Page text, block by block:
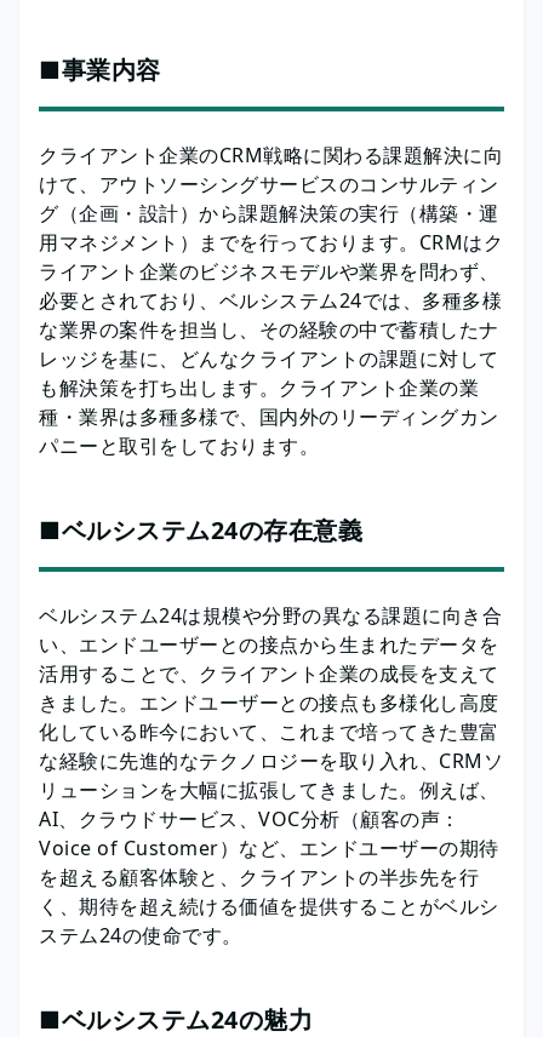
■事業内容
クライアント企業のCRM戦略に関わる課題解決に向
けて、アウトソーシングサービスのコンサルティン
グ（企画・設計）から課題解決策の実行（構築・運
用マネジメント）までを行っております。CRMはク
ライアント企業のビジネスモデルや業界を問わず、
必要とされており、ベルシステム24では、多種多様
な業界の案件を担当し、その経験の中で蓄積したナ
レッジを基に、どんなクライアントの課題に対して
も解決策を打ち出します。クライアント企業の業
種・業界は多種多様で、国内外のリーディングカン
パニーと取引をしております。
■ベルシステム24の存在意義
ベルシステム24は規模や分野の異なる課題に向き合
い、エンドユーザーとの接点から生まれたデータを
活用することで、クライアント企業の成長を支えて
きました。エンドユーザーとの接点も多様化し高度
化している昨今において、これまで培ってきた豊富
な経験に先進的なテクノロジーを取り入れ、CRMソ
リューションを大幅に拡張してきました。例えば、
AI、クラウドサービス、VOC分析（顧客の声：
Voice of Customer）など、エンドユーザーの期待
を超える顧客体験と、クライアントの半歩先を行
く、期待を超え続ける価値を提供することがベルシ
ステム24の使命です。
■ベルシステム24の魅力